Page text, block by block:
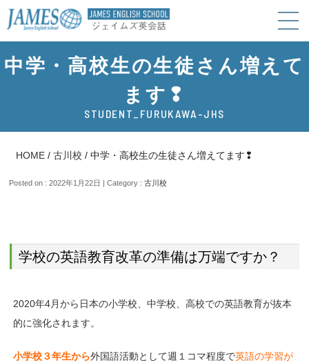
中学・高校生の生徒さん増えて
ます❢
STUDENT_FURUKAWA-JHS
HOME /古川校 /中学・高校生の生徒さん増えてます❢
Posted on : 2022年1月22日 | Category :古川校
学校の英語教育改革の準備は万端ですか？
2020年4月から日本の小学校、中学校、高校での英語教育が抜本
的に強化されます。
小学校３年生から外国語活動として週１コマ程度で英語の学習が